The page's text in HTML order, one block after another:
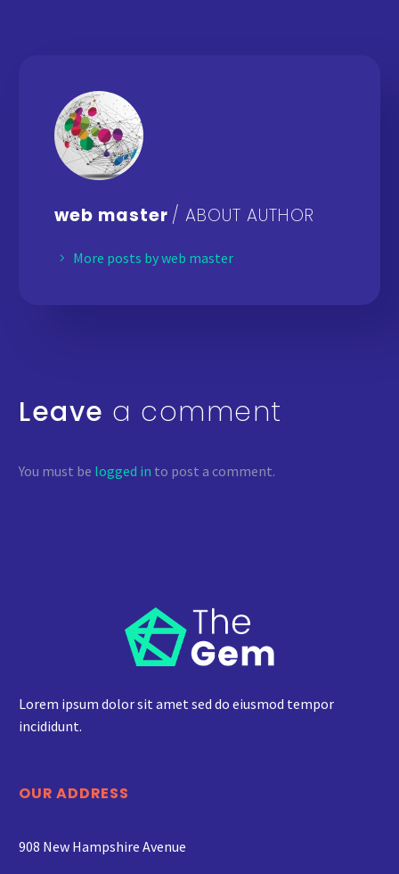
web master / ABOUT AUTHOR
More posts by web master
Leave a comment
You must be logged in to post a comment.
Lorem ipsum dolor sit amet sed do eiusmod tempor
incididunt.
OUR ADDRESS
908 New Hampshire Avenue